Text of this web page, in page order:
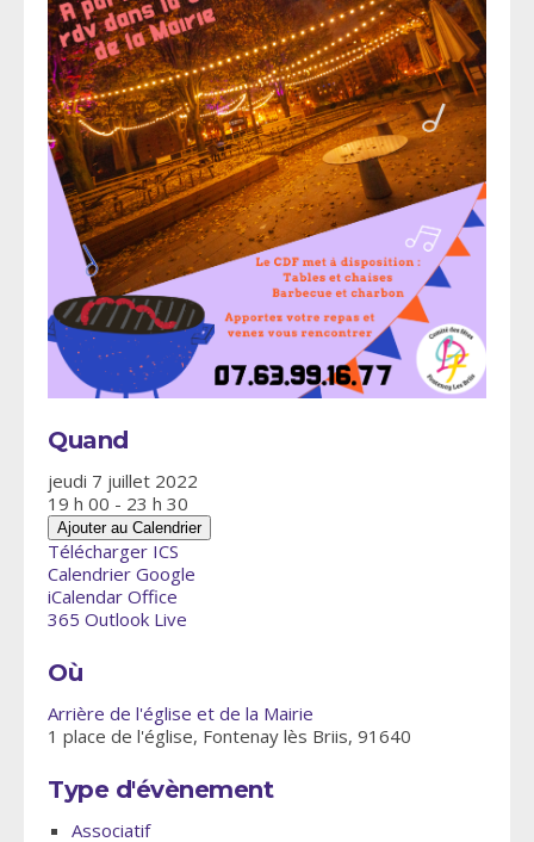
Quand
jeudi 7 juillet 2022
19 h 00 - 23 h 30
Ajouter au Calendrier
Télécharger ICS
Calendrier Google
iCalendar Office
365 Outlook Live
Où
Arrière de l'église et de la Mairie
1 place de l'église, Fontenay lès Briis, 91640
Type d'évènement
Associatif